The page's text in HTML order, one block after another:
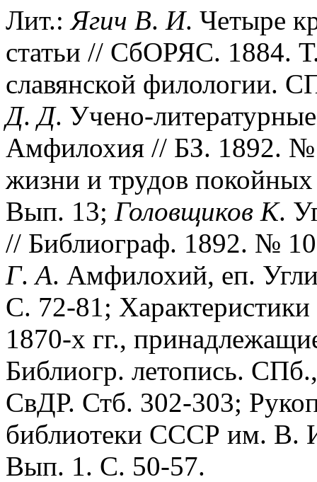
Лит.:Ягич В. И. Четыре
статьи // СбОРЯС. 1884.
славянской филологии.
Д.Д. Учено-
Амфилохия // БЗ. 1892.
жизни и трудов
Вып. 13; Головщиков К.
// Библиограф. 1892. №
Г.А. Амфилохий, еп.
С. 72-81; Характеристики
1870-х гг.,
Библиогр. летопись.
СвДР. Стб. 302-303;
библиотеки СССР им. В.
Вып. 1. С. 50-57.